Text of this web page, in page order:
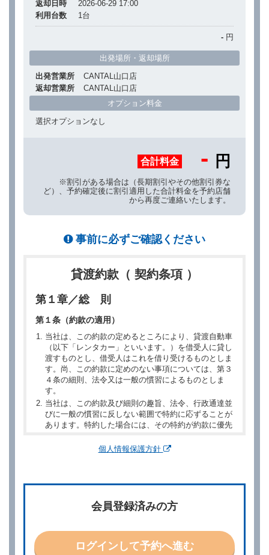
返却日時
2026-06-29 17:00
利用台数
1台
- 円
出発場所・返却場所
出発営業所
CANTAL山口店
返却営業所
CANTAL山口店
オプション料金
選択オプションなし
合計料金 - 円
※割引がある場合は（長期割引やその他割引券な
ど）、予約確定後に割引適用した合計料金を予約店舗
から再度ご連絡いたします。
事前に必ずご確認ください
貸渡約款（ 契約条項 ）
第１章／総 則
第１条（約款の適用）
当社は、この約款の定めるところにより、貸渡自動車
（以下「レンタカー」といいます。）を借受人に貸し
渡すものとし、借受人はこれを借り受けるものとしま
す。尚、この約款に定めのない事項については、第３
４条の細則、法令又は一般の慣習によるものとしま
す。
当社は、この約款及び細則の趣旨、法令、行政通達並
びに一般の慣習に反しない範囲で特約に応ずることが
あります。特約した場合には、その特約が約款に優先
別に定める料金表等に同意のうえ、別に定める方法に
他の借受条件（以下「借受条件」といいます。）を明
示して予約の申込みを行うことができます。なお、当
個人情報保護方針
会員登録済みの方
ログインして予約へ進む